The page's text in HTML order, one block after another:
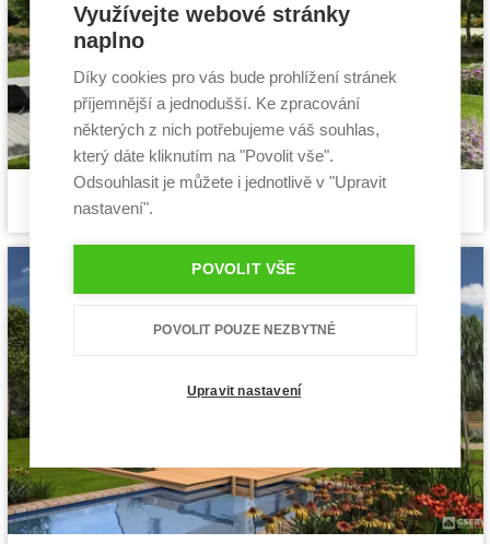
Cena projektu:
Dispozice:
5+1
Pasivní dům Pozitiv 2
Využívejte webové stránky
naplno
Díky cookies pro vás bude prohlížení stránek
příjemnější a jednodušší. Ke zpracování
některých z nich potřebujeme váš souhlas,
který dáte kliknutím na "Povolit vše".
Odsouhlasit je můžete i jednotlivě v "Upravit
nastavení".
POVOLIT VŠE
POVOLIT POUZE NEZBYTNÉ
Upravit nastavení